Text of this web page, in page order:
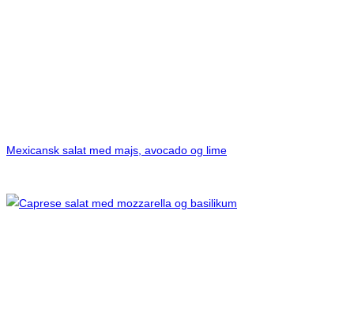
Mexicansk salat med majs, avocado og lime